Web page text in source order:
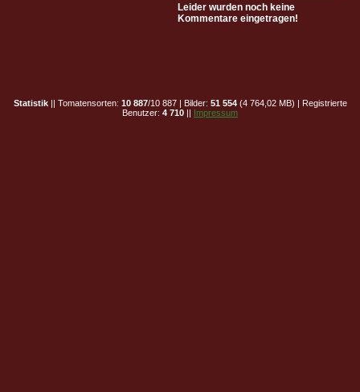
Leider wurden noch keine
Kommentare eingetragen!
Statistik|| Tomatensorten: 10 887/10 887 | Bilder: 51 554(4 764,02 MB) | Registrierte
Benutzer: 4 710 || Impressum